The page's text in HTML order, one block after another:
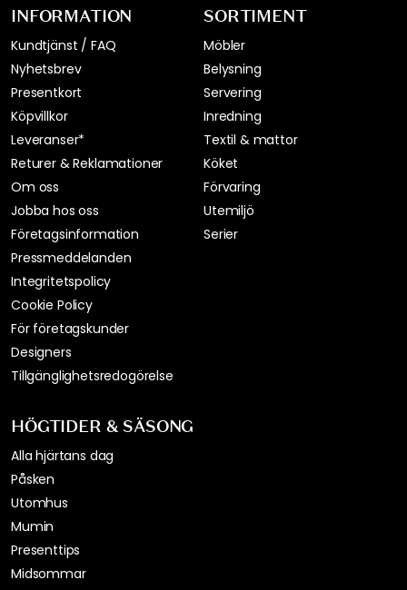
INFORMATION
Kundtjänst / FAQ
Nyhetsbrev
Presentkort
Köpvillkor
Leveranser*
Returer & Reklamationer
Om oss
Jobba hos oss
Företagsinformation
Pressmeddelanden
Integritetspolicy
Cookie Policy
För företagskunder
Designers
Tillgänglighetsredogörelse
SORTIMENT
Möbler
Belysning
Servering
Inredning
Textil & mattor
Köket
Förvaring
Utemiljö
Serier
HÖGTIDER & SÄSONG
Alla hjärtans dag
Påsken
Utomhus
Mumin
Presenttips
Midsommar